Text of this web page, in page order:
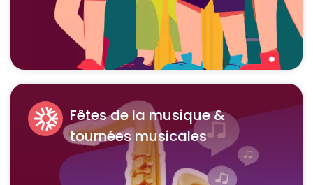
Fêtes de la musique &
tournées musicales